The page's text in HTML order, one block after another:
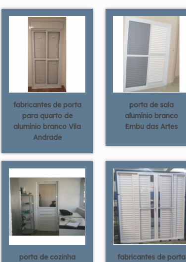
fabricantes de porta
para quarto de
alumínio branco Vila
Andrade
porta de sala
alumínio branco
Embu das Artes
porta de cozinha
fabricantes de porta